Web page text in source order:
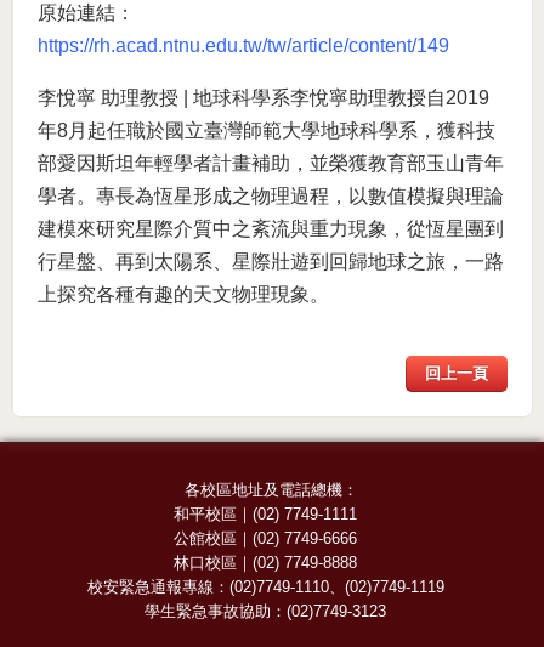
原始連結：
https://rh.acad.ntnu.edu.tw/tw/article/content/149
李悅寧 助理教授 | 地球科學系李悅寧助理教授自2019
年8月起任職於國立臺灣師範大學地球科學系，獲科技
部愛因斯坦年輕學者計畫補助，並榮獲教育部玉山青年
學者。專長為恆星形成之物理過程，以數值模擬與理論
建模來研究星際介質中之紊流與重力現象，從恆星團到
行星盤、再到太陽系、星際壯遊到回歸地球之旅，一路
上探究各種有趣的天文物理現象。
回上一頁
各校區地址及電話總機：
和平校區 ｜(02) 7749-1111
公館校區 ｜(02) 7749-6666
林口校區 ｜(02) 7749-8888
校安緊急通報專線： (02)7749-1110、 (02)7749-1119
學生緊急事故協助：(02)7749-3123